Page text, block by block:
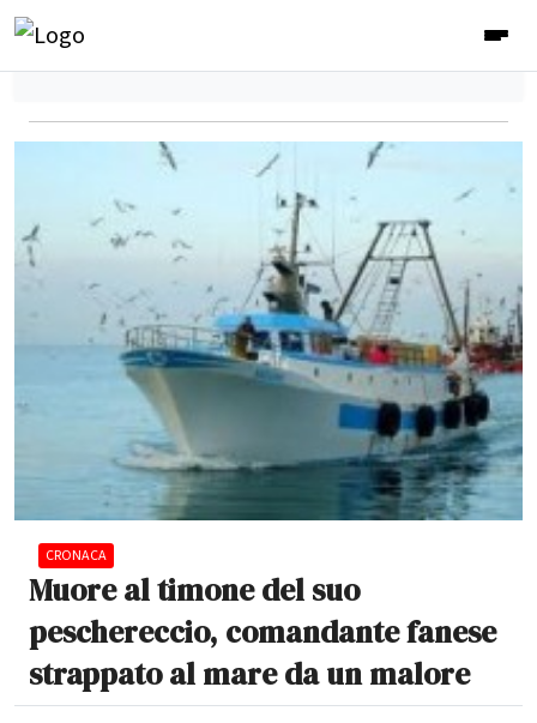
CRONACA
Muore al timone del suo
peschereccio, comandante fanese
strappato al mare da un malore